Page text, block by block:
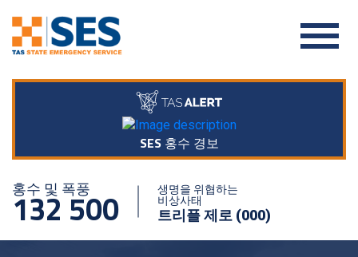
SES 홍수 경보
홍수 및 폭풍
132 500
생명을 위협하는
비상사태
트리플 제로 (000)